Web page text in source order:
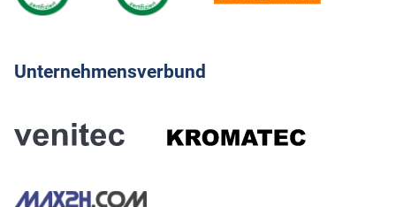
Unternehmensverbund